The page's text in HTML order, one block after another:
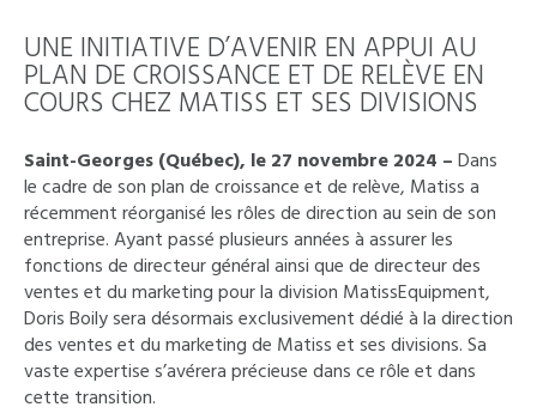
UNE INITIATIVE D’AVENIR EN APPUI AU
PLAN DE CROISSANCE ET DE RELÈVE EN
COURS CHEZ MATISS ET SES DIVISIONS
Saint-Georges (Québec), le 27 novembre 2024 – Dans
le cadre de son plan de croissance et de relève, Matiss a
récemment réorganisé les rôles de direction au sein de son
entreprise. Ayant passé plusieurs années à assurer les
fonctions de directeur général ainsi que de directeur des
ventes et du marketing pour la division MatissEquipment,
Doris Boily sera désormais exclusivement dédié à la direction
des ventes et du marketing de Matiss et ses divisions. Sa
vaste expertise s’avérera précieuse dans ce rôle et dans
cette transition.